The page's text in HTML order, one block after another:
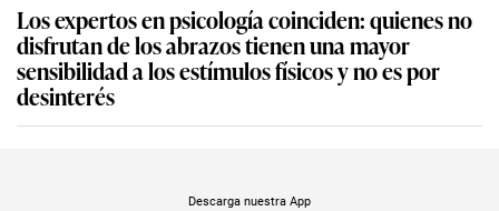
Los expertos en psicología coinciden: quienes no
disfrutan de los abrazos tienen una mayor
sensibilidad a los estímulos físicos y no es por
desinterés
Descarga nuestra App